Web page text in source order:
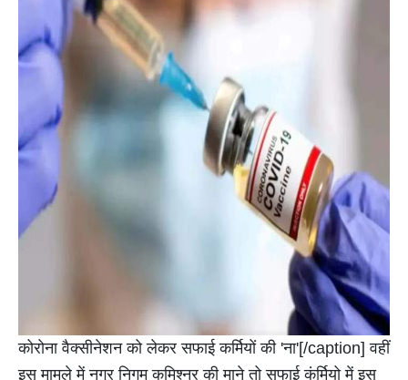
कोरोना वैक्सीनेशन को लेकर सफाई कर्मियों की 'ना'[/caption] वहीं
इस मामले में नगर निगम कमिश्नर की माने तो सफाई कंर्मियो में इस